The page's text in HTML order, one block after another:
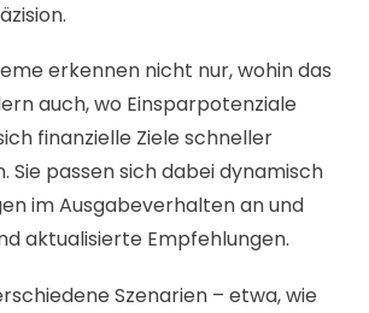
erkennen nicht nur, wohin das
auch, wo Einsparpotenziale
finanzielle Ziele schneller
Sie passen sich dabei dynamisch
im Ausgabeverhalten an und
aktualisierte Empfehlungen.
Szenarien – etwa, wie